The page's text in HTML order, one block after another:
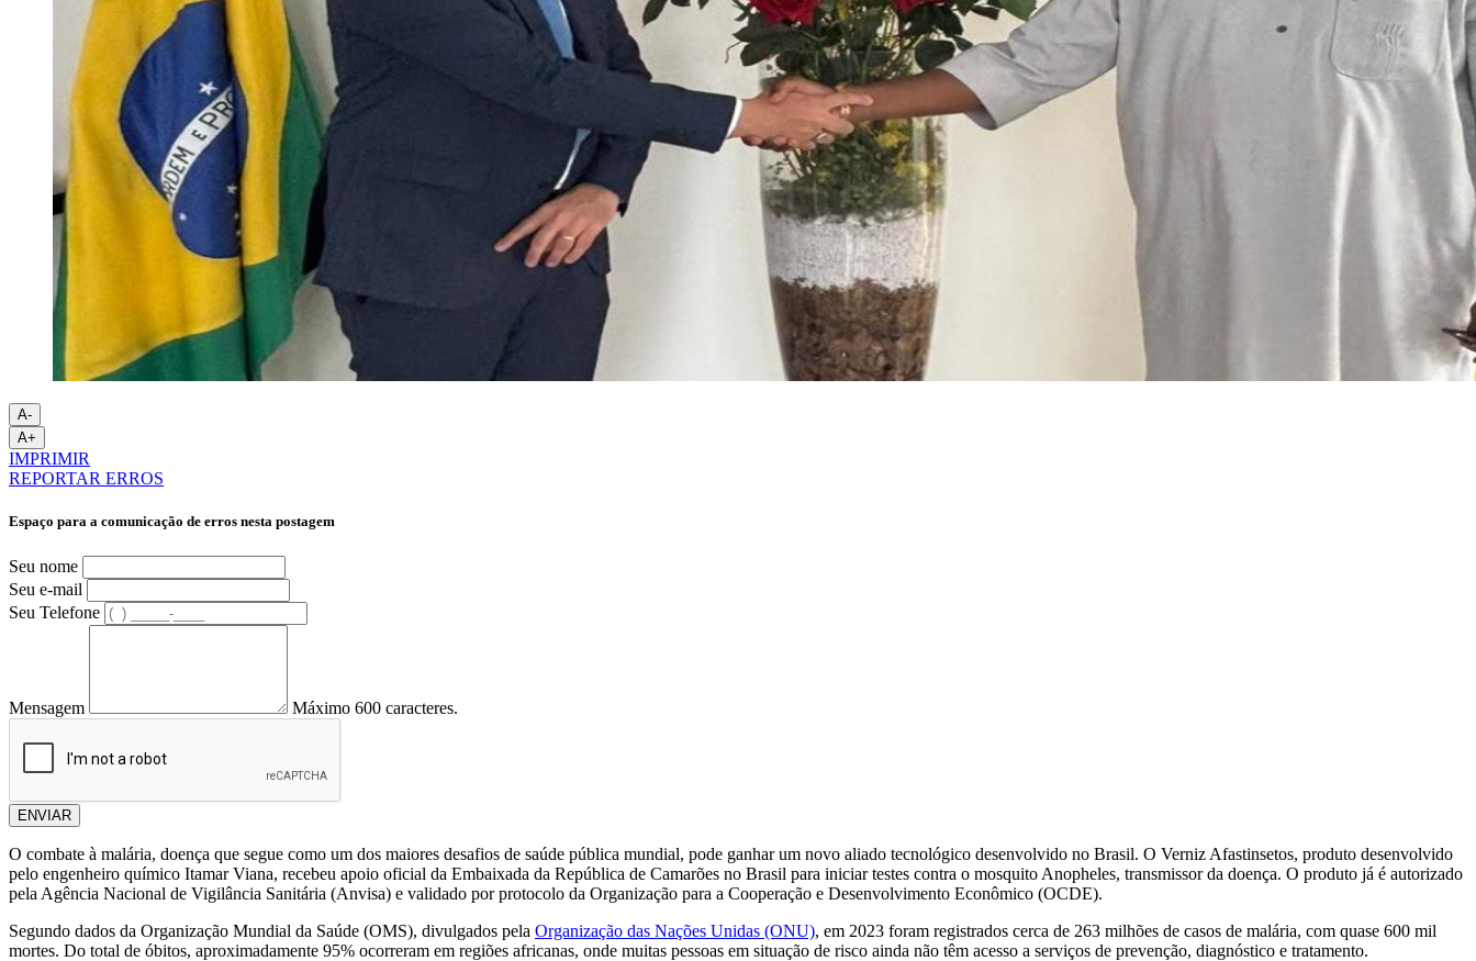
A-
A+
IMPRIMIR
REPORTAR ERROS
Espaço para a comunicação de erros nesta postagem
Seu nome
Seu e-mail
Seu Telefone
Mensagem Máximo 600 caracteres.
ENVIAR
O combate à malária, doença que segue como um dos maiores desafios de saúde pública mundial, pode ganhar um novo aliado tecnológico desenvolvido no Brasil. O Verniz Afastinsetos, produto desenvolvido
pelo engenheiro químico Itamar Viana, recebeu apoio oficial da Embaixada da República de Camarões no Brasil para iniciar testes contra o mosquito Anopheles, transmissor da doença. O produto já é autorizado
pela Agência Nacional de Vigilância Sanitária (Anvisa) e validado por protocolo da Organização para a Cooperação e Desenvolvimento Econômico (OCDE).
Segundo dados da Organização Mundial da Saúde (OMS), divulgados pela Organização das Nações Unidas (ONU), em 2023 foram registrados cerca de 263 milhões de casos de malária, com quase 600 mil
mortes. Do total de óbitos, aproximadamente 95% ocorreram em regiões africanas, onde muitas pessoas em situação de risco ainda não têm acesso a serviços de prevenção, diagnóstico e tratamento.